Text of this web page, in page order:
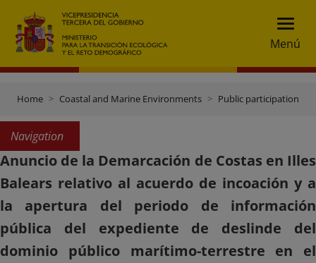
Menú
Home Coastal and Marine Environments Public participation
Navigation
Anuncio de la Demarcación de Costas en Illes
Balears relativo al acuerdo de incoación y a
la apertura del periodo de información
pública del expediente de deslinde del
dominio público marítimo-terrestre en el